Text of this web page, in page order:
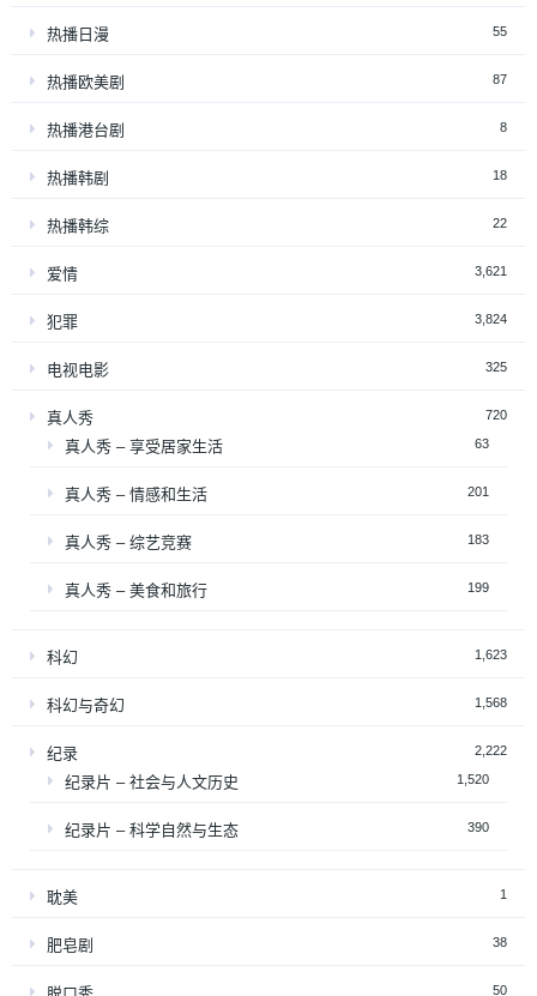
热播日漫 55
热播欧美剧 87
热播港台剧 8
热播韩剧 18
热播韩综 22
爱情 3,621
犯罪 3,824
电视电影 325
真人秀 720
真人秀 – 享受居家生活 63
真人秀 – 情感和生活 201
真人秀 – 综艺竞赛 183
真人秀 – 美食和旅行 199
科幻 1,623
科幻与奇幻 1,568
纪录 2,222
纪录片 – 社会与人文历史 1,520
纪录片 – 科学自然与生态 390
耽美 1
肥皂剧 38
50